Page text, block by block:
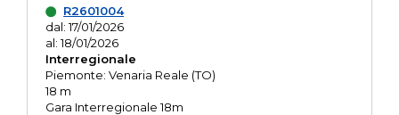
R2601004
dal: 17/01/2026
al: 18/01/2026
Interregionale
Piemonte: Venaria Reale (TO)
18 m
Gara Interregionale 18m